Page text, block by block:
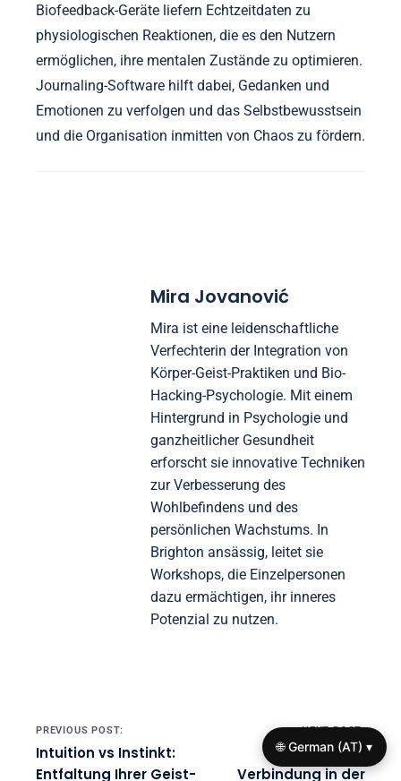
Biofeedback-Geräte liefern Echtzeitdaten zu
physiologischen Reaktionen, die es den Nutzern
ermöglichen, ihre mentalen Zustände zu optimieren.
Journaling-Software hilft dabei, Gedanken und
Emotionen zu verfolgen und das Selbstbewusstsein
und die Organisation inmitten von Chaos zu fördern.
Mira Jovanović
Mira ist eine leidenschaftliche
Verfechterin der Integration von
Körper-Geist-Praktiken und Bio-
Hacking-Psychologie. Mit einem
Hintergrund in Psychologie und
ganzheitlicher Gesundheit
erforscht sie innovative Techniken
zur Verbesserung des
Wohlbefindens und des
persönlichen Wachstums. In
Brighton ansässig, leitet sie
Workshops, die Einzelpersonen
dazu ermächtigen, ihr inneres
Potenzial zu nutzen.
Post navigation
PREVIOUS POST:
Intuition vs Instinkt:
Entfaltung Ihrer Geist-
NEXT POST:
Mind-Body-
Verbindung in der
🌐 German (AT) ▾